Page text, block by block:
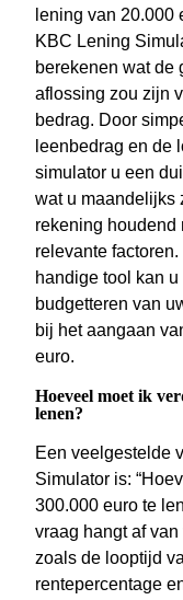
lening van 20.000
KBC Lening
berekenen wat de
aflossing zou zijn
bedrag. Door
leenbedrag en de
simulator u een
wat u maandelijks
rekening houdend
relevante
handige tool kan
budgetteren van
bij het aangaan
euro.
Hoeveel moet ik
lenen?
Een veelgestelde
Simulator is:
300.000 euro te
vraag hangt af
zoals de looptijd
rentepercentage